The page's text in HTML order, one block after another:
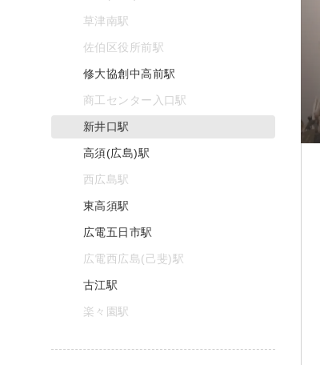
草津南駅
佐伯区役所前駅
修大協創中高前駅
商工センター入口駅
新井口駅
高須(広島)駅
西広島駅
東高須駅
広電五日市駅
広電西広島(己斐)駅
古江駅
楽々園駅